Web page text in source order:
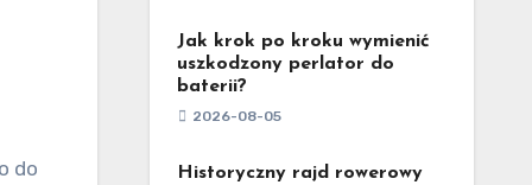
Jak krok po kroku wymienić
uszkodzony perlator do
baterii?
2026-08-05
Historyczny rajd rowerowy